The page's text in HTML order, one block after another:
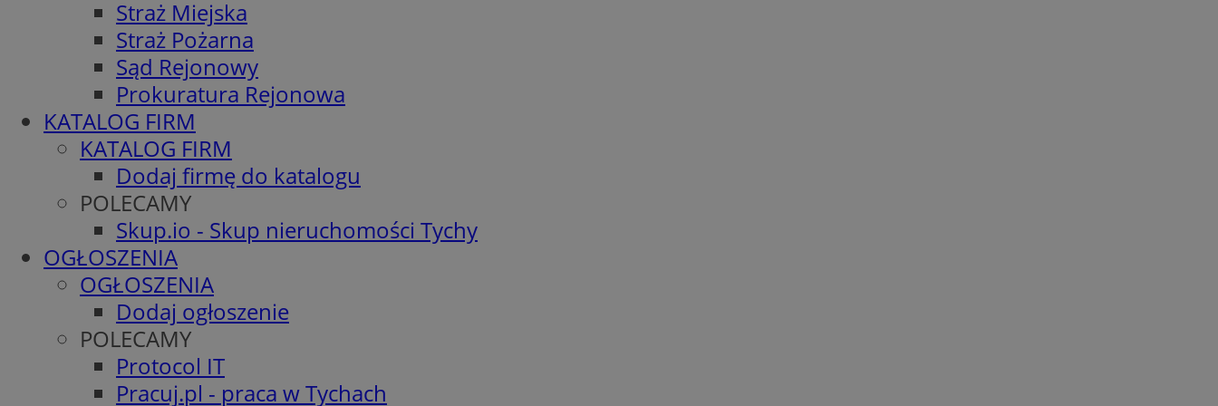
Straż Miejska
Straż Pożarna
Sąd Rejonowy
Prokuratura Rejonowa
KATALOG FIRM
KATALOG FIRM
Dodaj firmę do katalogu
POLECAMY
Skup.io - Skup nieruchomości Tychy
OGŁOSZENIA
OGŁOSZENIA
Dodaj ogłoszenie
POLECAMY
Protocol IT
Pracuj.pl - praca w Tychach